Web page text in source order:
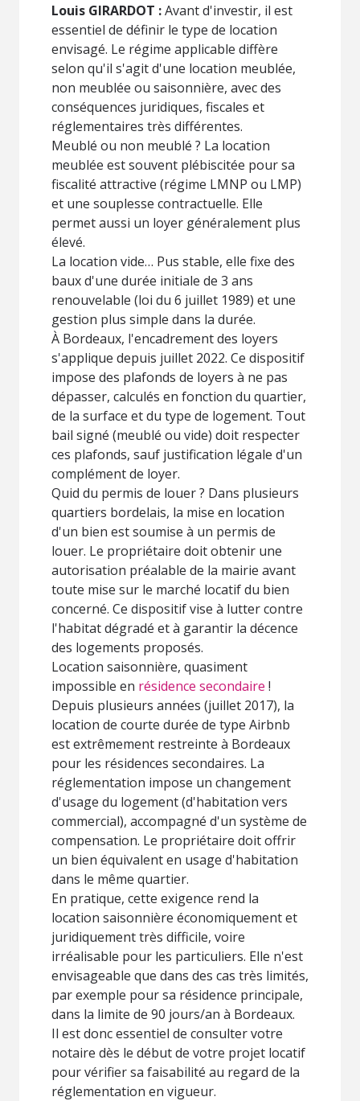
Louis GIRARDOT :Avant d'investir, il est
essentiel de définir le type de location
envisagé. Le régime applicable diffère
selon qu'il s'agit d'une location meublée,
non meublée ou saisonnière, avec des
conséquences juridiques, fiscales et
réglementaires très différentes.
Meublé ou non meublé ? La location
meublée est souvent plébiscitée pour sa
fiscalité attractive (régime LMNP ou LMP)
et une souplesse contractuelle. Elle
permet aussi un loyer généralement plus
élevé.
La location vide… Pus stable, elle fixe des
baux d'une durée initiale de 3 ans
renouvelable (loi du 6 juillet 1989) et une
gestion plus simple dans la durée.
À Bordeaux, l'encadrement des loyers
s'applique depuis juillet 2022. Ce dispositif
impose des plafonds de loyers à ne pas
dépasser, calculés en fonction du quartier,
de la surface et du type de logement. Tout
bail signé (meublé ou vide) doit respecter
ces plafonds, sauf justification légale d'un
complément de loyer.
Quid du permis de louer ? Dans plusieurs
quartiers bordelais, la mise en location
d'un bien est soumise à un permis de
louer. Le propriétaire doit obtenir une
autorisation préalable de la mairie avant
toute mise sur le marché locatif du bien
concerné. Ce dispositif vise à lutter contre
l'habitat dégradé et à garantir la décence
des logements proposés.
Location saisonnière, quasiment
impossible en résidence secondaire !
Depuis plusieurs années (juillet 2017), la
location de courte durée de type Airbnb
est extrêmement restreinte à Bordeaux
pour les résidences secondaires. La
réglementation impose un changement
d'usage du logement (d'habitation vers
commercial), accompagné d'un système de
compensation. Le propriétaire doit offrir
un bien équivalent en usage d'habitation
dans le même quartier.
En pratique, cette exigence rend la
location saisonnière économiquement et
juridiquement très difficile, voire
irréalisable pour les particuliers. Elle n'est
envisageable que dans des cas très limités,
par exemple pour sa résidence principale,
dans la limite de 90 jours/an à Bordeaux.
Il est donc essentiel de consulter votre
notaire dès le début de votre projet locatif
pour vérifier sa faisabilité au regard de la
réglementation en vigueur.